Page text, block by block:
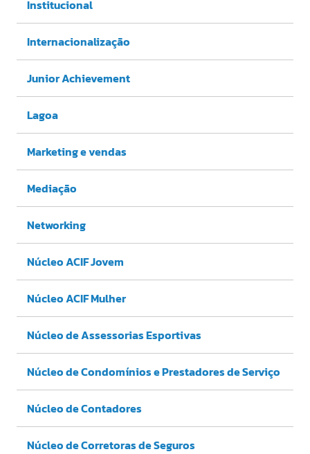
Institucional
Internacionalização
Junior Achievement
Lagoa
Marketing e vendas
Mediação
Networking
Núcleo ACIF Jovem
Núcleo ACIF Mulher
Núcleo de Assessorias Esportivas
Núcleo de Condomínios e Prestadores de Serviço
Núcleo de Contadores
Núcleo de Corretoras de Seguros